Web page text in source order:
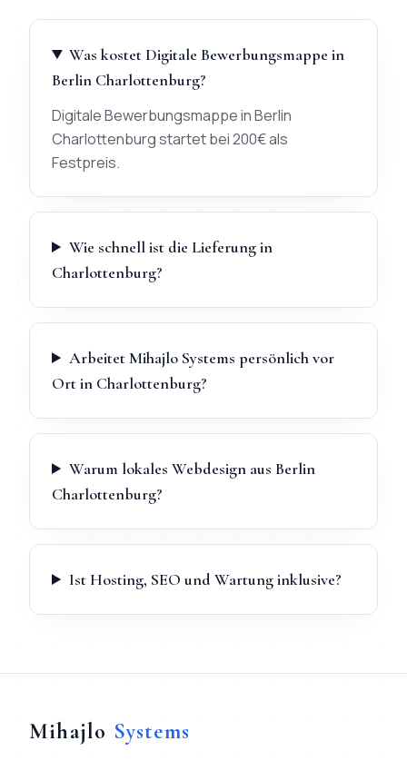
Was kostet Digitale Bewerbungsmappe in
Berlin Charlottenburg?
Digitale Bewerbungsmappe in Berlin
Charlottenburg startet bei 200€ als
Festpreis.
Wie schnell ist die Lieferung in
Charlottenburg?
Arbeitet Mihajlo Systems persönlich vor
Ort in Charlottenburg?
Warum lokales Webdesign aus Berlin
Charlottenburg?
Ist Hosting, SEO und Wartung inklusive?
Mihajlo Systems